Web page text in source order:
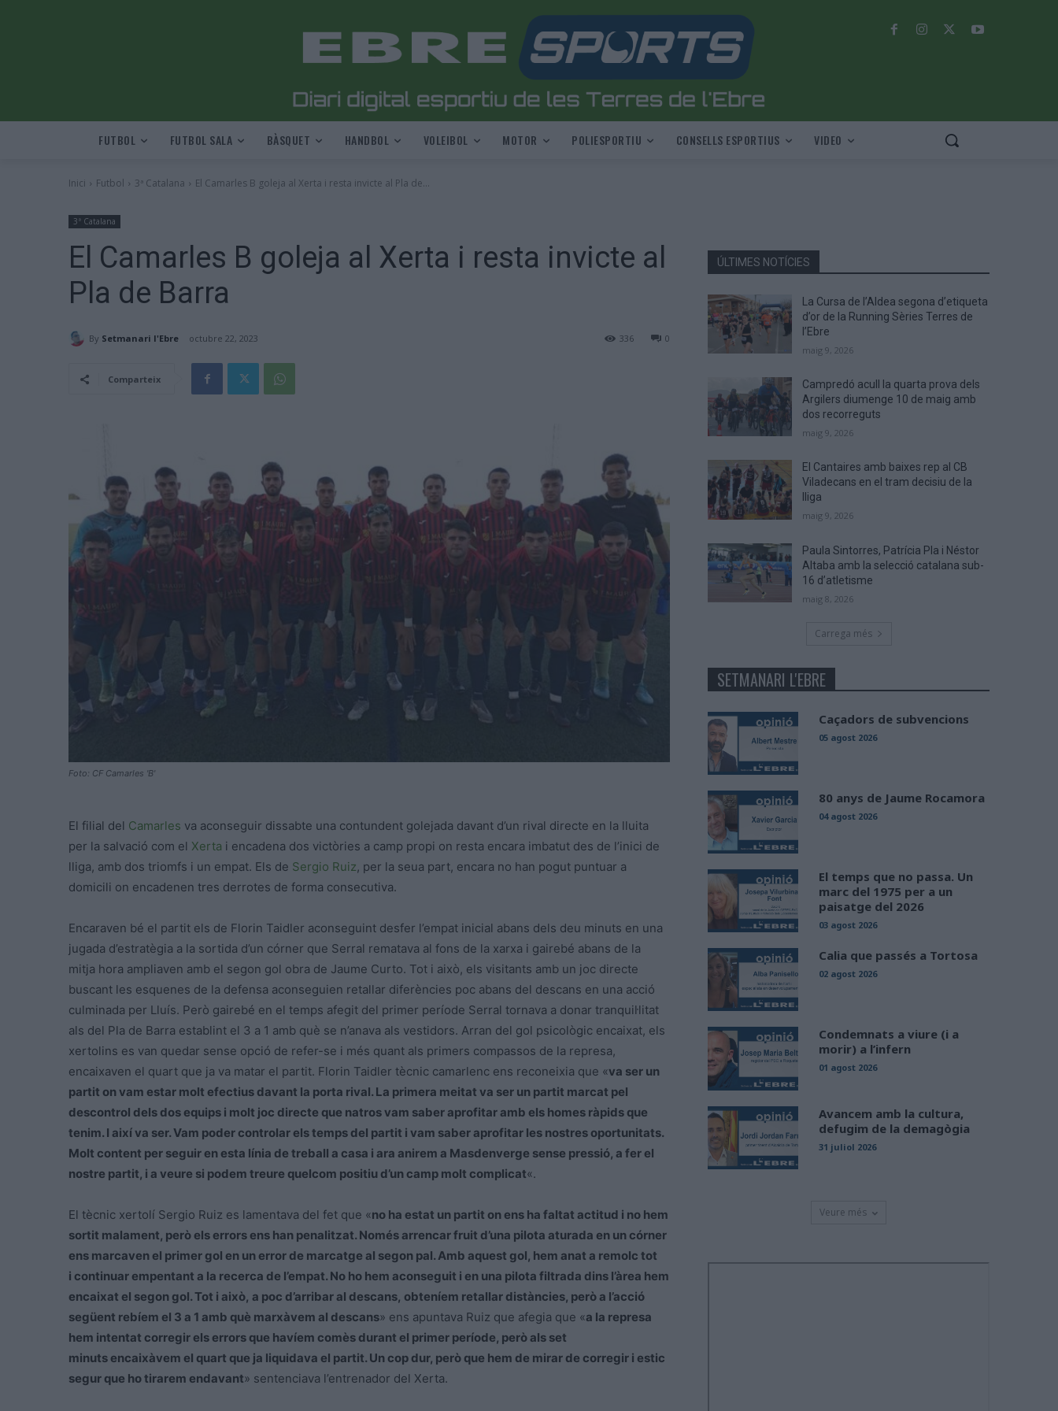
FUTBOL FUTBOL SALA BÀSQUET HANDBOL VOLEIBOL MOTOR POLIESPORTIU CONSELLS ESPORTIUS VIDEO
Inici Futbol 3ª Catalana El Camarles B goleja al Xerta i resta invicte al Pla de...
3ª Catalana
El Camarles B goleja al Xerta i resta invicte al
Pla de Barra
By Setmanari l'Ebre octubre 22, 2023 0
336
Comparteix
Foto: CF Camarles 'B'
El filial del Camarles va aconseguir dissabte una contundent golejada davant d’un rival directe en la lluita
per la salvació com el Xerta i encadena dos victòries a camp propi on resta encara imbatut des de l’inici de
lliga, amb dos triomfs i un empat. Els de Sergio Ruiz, per la seua part, encara no han pogut puntuar a
domicili on encadenen tres derrotes de forma consecutiva.
Encaraven bé el partit els de Florin Taidler aconseguint desfer l’empat inicial abans dels deu minuts en una
jugada d’estratègia a la sortida d’un córner que Serral rematava al fons de la xarxa i gairebé abans de la
mitja hora ampliaven amb el segon gol obra de Jaume Curto. Tot i això, els visitants amb un joc directe
buscant les esquenes de la defensa aconseguien retallar diferències poc abans del descans en una acció
culminada per Lluís. Però gairebé en el temps afegit del primer període Serral tornava a donar tranquil·litat
als del Pla de Barra establint el 3 a 1 amb què se n’anava als vestidors. Arran del gol psicològic encaixat, els
xertolins es van quedar sense opció de refer-se i més quant als primers compassos de la represa,
encaixaven el quart que ja va matar el partit. Florin Taidler tècnic camarlenc ens reconeixia que «va ser un
partit on vam estar molt efectius davant la porta rival. La primera meitat va ser un partit marcat pel
descontrol dels dos equips i molt joc directe que natros vam saber aprofitar amb els homes ràpids que
tenim. I així va ser. Vam poder controlar els temps del partit i vam saber aprofitar les nostres oportunitats.
Molt content per seguir en esta línia de treball a casa i ara anirem a Masdenverge sense pressió, a fer el
nostre partit, i a veure si podem treure quelcom positiu d’un camp molt complicat«.
El tècnic xertolí Sergio Ruiz es lamentava del fet que «no ha estat un partit on ens ha faltat actitud i no hem
sortit malament, però els errors ens han penalitzat. Només arrencar fruit d’una pilota aturada en un córner
ens marcaven el primer gol en un error de marcatge al segon pal. Amb aquest gol, hem anat a remolc tot
i continuar empentant a la recerca de l’empat. No ho hem aconseguit i en una pilota filtrada dins l’àrea hem
encaixat el segon gol. Tot i això, a poc d’arribar al descans, obteníem retallar distàncies, però a l’acció
següent rebíem el 3 a 1 amb què marxàvem al descans» ens apuntava Ruiz que afegia que «a la represa
hem intentat corregir els errors que havíem comès durant el primer període, però als set
minuts encaixàvem el quart que ja liquidava el partit. Un cop dur, però que hem de mirar de corregir i estic
segur que ho tirarem endavant» sentenciava l’entrenador del Xerta.
ÚLTIMES NOTÍCIES
La Cursa de l’Aldea segona d’etiqueta
d’or de la Running Sèries Terres de
l’Ebre
maig 9, 2026
Campredó acull la quarta prova dels
Argilers diumenge 10 de maig amb
dos recorreguts
maig 9, 2026
El Cantaires amb baixes rep al CB
Viladecans en el tram decisiu de la
lliga
maig 9, 2026
Paula Sintorres, Patrícia Pla i Néstor
Altaba amb la selecció catalana sub-
16 d’atletisme
maig 8, 2026
Carrega més
SETMANARI L'EBRE
Caçadors de subvencions
05 agost 2026
80 anys de Jaume Rocamora
04 agost 2026
El temps que no passa. Un
marc del 1975 per a un
paisatge del 2026
03 agost 2026
Calia que passés a Tortosa
02 agost 2026
Condemnats a viure (i a
morir) a l’infern
01 agost 2026
Avancem amb la cultura,
defugim de la demagògia
31 juliol 2026
Veure més